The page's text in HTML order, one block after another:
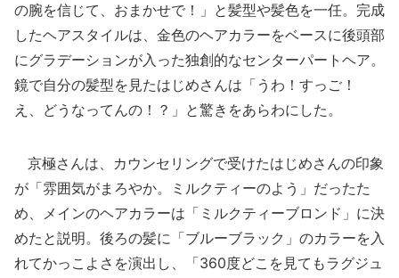
の腕を信じて、おまかせで！」と髪型や髪色を一任。完成
したヘアスタイルは、金色のヘアカラーをベースに後頭部
にグラデーションが入った独創的なセンターパートヘア。
鏡で自分の髪型を見たはじめさんは「うわ！すっご！
え、どうなってんの！？」と驚きをあらわにした。
京極さんは、カウンセリングで受けたはじめさんの印象
が「雰囲気がまろやか。ミルクティーのよう」だったた
め、メインのヘアカラーは「ミルクティーブロンド」に決
めたと説明。後ろの髪に「ブルーブラック」のカラーを入
れてかっこよさを演出し、「360度どこを見てもラグジュ